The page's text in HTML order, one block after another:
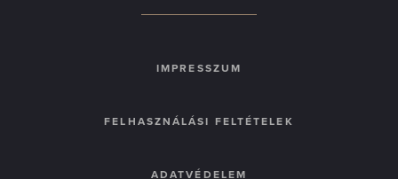
IMPRESSZUM
FELHASZNÁLÁSI FELTÉTELEK
ADATVÉDELEM